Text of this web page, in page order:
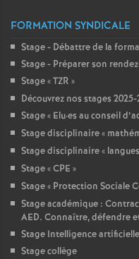
FORMATION SYNDICALE
Stage - Débattre de la
Stage - Préparer son
Stage «TZR »
Découvrez nos stages
Stage « Elu·es au conseil
Stage disciplinaire «
Stage disciplinaire «
Stage «CPE »
Stage « Protection Sociale
Stage académique :
AED. Connaître, défendre
Stage Intelligence artificielle
Stage collège